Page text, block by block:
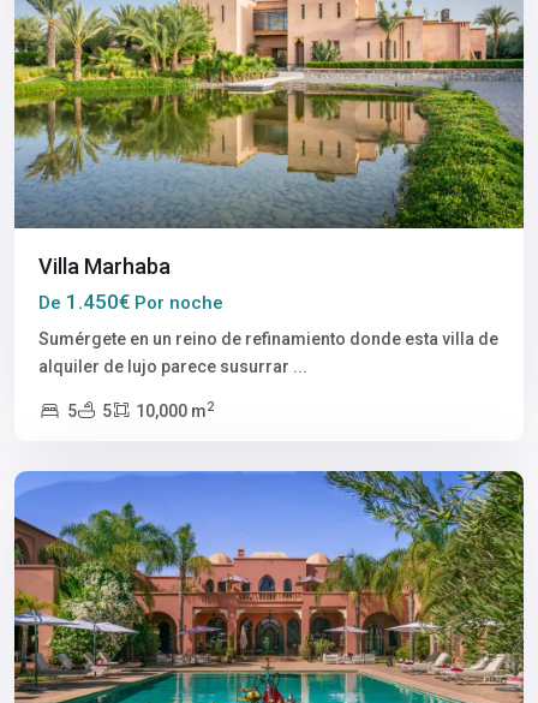
Villa Marhaba
De 1.450€ Por noche
Sumérgete en un reino de refinamiento donde esta villa de
alquiler de lujo parece susurrar ...
5 5 10,000 m2